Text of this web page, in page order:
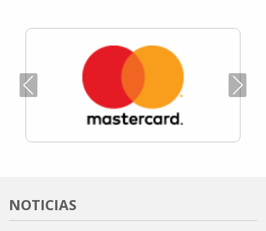
Previous Next
NOTICIAS